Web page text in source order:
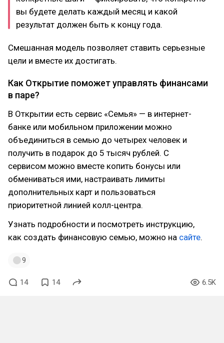
вы будете делать каждый месяц и какой
результат должен быть к концу года.
Смешанная модель позволяет ставить серьезные
цели и вместе их достигать.
Как Открытие поможет управлять финансами
в паре?
В Открытии есть сервис «Семья» — в интернет-
банке или мобильном приложении можно
объединиться в семью до четырех человек и
получить в подарок до 5 тысяч рублей. С
сервисом можно вместе копить бонусы или
обмениваться ими, настраивать лимиты
дополнительных карт и пользоваться
приоритетной линией колл-центра.
Узнать подробности и посмотреть инструкцию,
как создать финансовую семью, можно на сайте.
9
14 14 6.5K